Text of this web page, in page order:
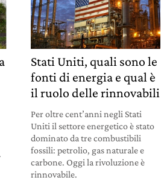
Stati Uniti, quali sono le
fonti di energia e qual è
il ruolo delle rinnovabili
Per oltre cent’anni negli Stati
Uniti il settore energetico è stato
dominato da tre combustibili
fossili: petrolio, gas naturale e
carbone. Oggi la rivoluzione è
rinnovabile.